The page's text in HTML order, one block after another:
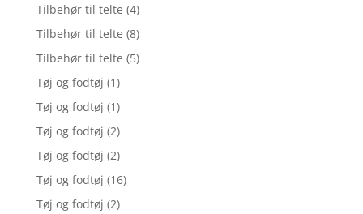
Tilbehør til telte (4)
Tilbehør til telte (8)
Tilbehør til telte (5)
Tøj og fodtøj (1)
Tøj og fodtøj (1)
Tøj og fodtøj (2)
Tøj og fodtøj (2)
Tøj og fodtøj (16)
Tøj og fodtøj (2)